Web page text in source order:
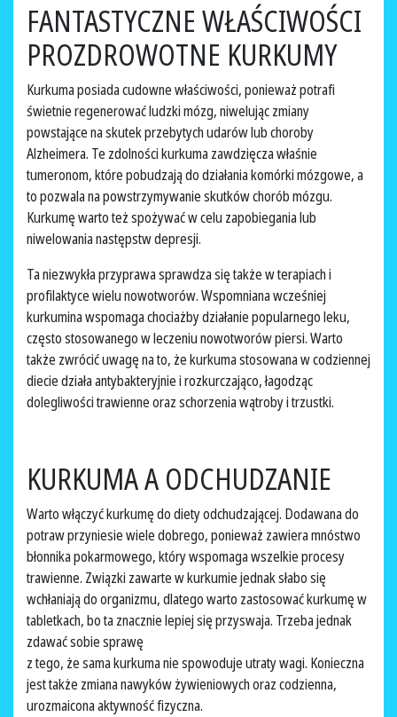
FANTASTYCZNE WŁAŚCIWOŚCI
PROZDROWOTNE KURKUMY
Kurkuma posiada cudowne właściwości, ponieważ potrafi
świetnie regenerować ludzki mózg, niwelując zmiany
powstające na skutek przebytych udarów lub choroby
Alzheimera. Te zdolności kurkuma zawdzięcza właśnie
tumeronom, które pobudzają do działania komórki mózgowe, a
to pozwala na powstrzymywanie skutków chorób mózgu.
Kurkumę warto też spożywać w celu zapobiegania lub
niwelowania następstw depresji.
Ta niezwykła przyprawa sprawdza się także w terapiach i
profilaktyce wielu nowotworów. Wspomniana wcześniej
kurkumina wspomaga chociażby działanie popularnego leku,
często stosowanego w leczeniu nowotworów piersi. Warto
także zwrócić uwagę na to, że kurkuma stosowana w codziennej
diecie działa antybakteryjnie i rozkurczająco, łagodząc
dolegliwości trawienne oraz schorzenia wątroby i trzustki.
KURKUMA A ODCHUDZANIE
Warto włączyć kurkumę do diety odchudzającej. Dodawana do
potraw przyniesie wiele dobrego, ponieważ zawiera mnóstwo
błonnika pokarmowego, który wspomaga wszelkie procesy
trawienne. Związki zawarte w kurkumie jednak słabo się
wchłaniają do organizmu, dlatego warto zastosować kurkumę w
tabletkach, bo ta znacznie lepiej się przyswaja. Trzeba jednak
zdawać sobie sprawę
z tego, że sama kurkuma nie spowoduje utraty wagi. Konieczna
jest także zmiana nawyków żywieniowych oraz codzienna,
urozmaicona aktywność fizyczna.